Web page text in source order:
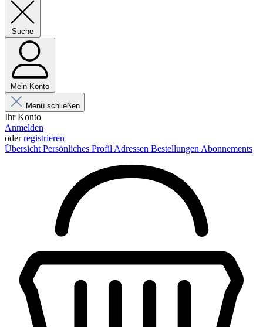
Suche
Mein Konto
Menü schließen
Ihr Konto
Anmelden
oderregistrieren
Übersicht Persönliches Profil Adressen Bestellungen Abonnements